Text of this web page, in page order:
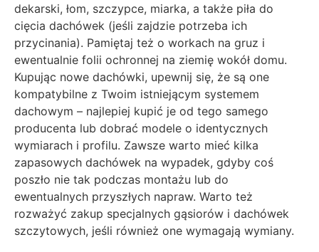
dekarski, łom, szczypce, miarka, a także piła do
cięcia dachówek (jeśli zajdzie potrzeba ich
przycinania). Pamiętaj też o workach na gruz i
ewentualnie folii ochronnej na ziemię wokół domu.
Kupując nowe dachówki, upewnij się, że są one
kompatybilne z Twoim istniejącym systemem
dachowym – najlepiej kupić je od tego samego
producenta lub dobrać modele o identycznych
wymiarach i profilu. Zawsze warto mieć kilka
zapasowych dachówek na wypadek, gdyby coś
poszło nie tak podczas montażu lub do
ewentualnych przyszłych napraw. Warto też
rozważyć zakup specjalnych gąsiorów i dachówek
szczytowych, jeśli również one wymagają wymiany.